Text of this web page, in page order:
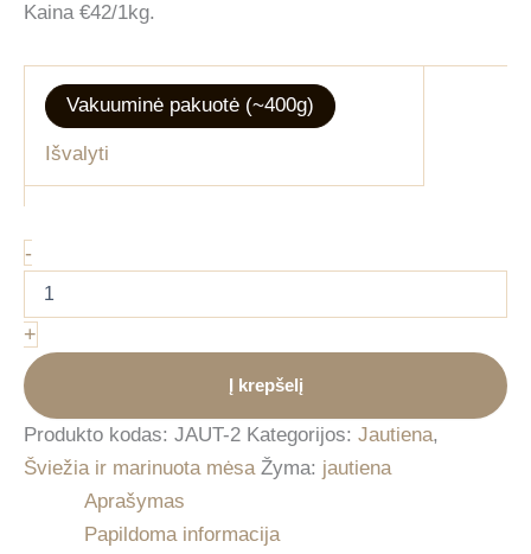
Kaina €42/1kg.
Vakuuminė pakuotė (~400g)
Išvalyti
-produkto
kiekis:
Ekologiška
brandinta
jautiena
-
(400g)
+
Į krepšelį
Produkto kodas: JAUT-2 Kategorijos: Jautiena,
Šviežia ir marinuota mėsa Žyma: jautiena
Aprašymas
Papildoma informacija